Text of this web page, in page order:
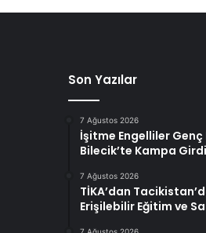
Son Yazılar
7 Ağustos 2026
İşitme Engelliler Genç
Bilecik’te Kampa Girdi
7 Ağustos 2026
TİKA’dan
Erişilebilir Eğitim ve